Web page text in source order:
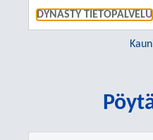
DYNASTY TIETOPALVELU